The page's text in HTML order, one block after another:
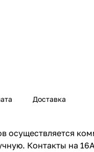
Доставка
осуществляется
Контакты на